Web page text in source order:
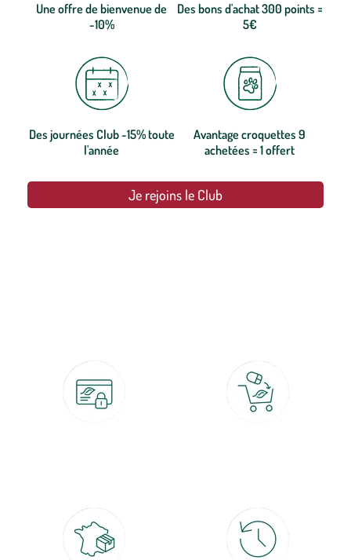
Une offre de bienvenue de
-10%
Des bons d'achat 300 points =
5€
Des journées Club -15% toute
l'année
Avantage croquettes 9
achetées = 1 offert
Je rejoins le Club